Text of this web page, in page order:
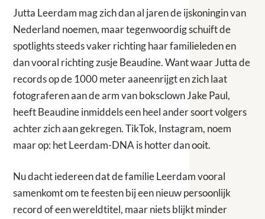
Jutta Leerdam mag zich dan al jaren de ijskoningin van
Nederland noemen, maar tegenwoordig schuift de
spotlights steeds vaker richting haar familieleden en
dan vooral richting zusje Beaudine. Want waar Jutta de
records op de 1000 meter aaneenrijgt en zich laat
fotograferen aan de arm van boksclown Jake Paul,
heeft Beaudine inmiddels een heel ander soort volgers
achter zich aan gekregen. TikTok, Instagram, noem
maar op: het Leerdam-DNA is hotter dan ooit.
Nu dacht iedereen dat de familie Leerdam vooral
samenkomt om te feesten bij een nieuw persoonlijk
record of een wereldtitel, maar niets blijkt minder